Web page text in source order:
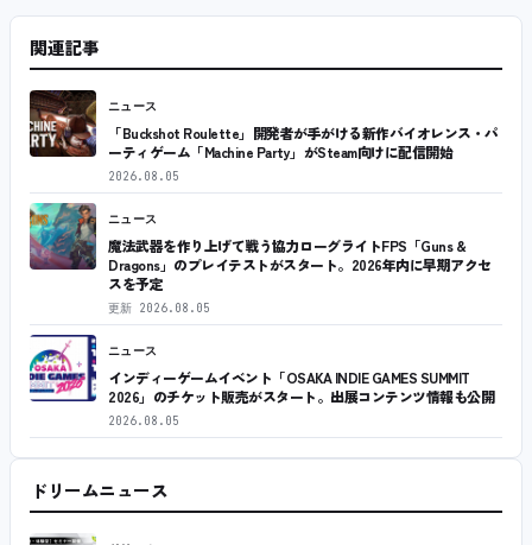
関連記事
ニュース
「Buckshot Roulette」開発者が手がける新作バイオレンス・パ
ーティゲーム「Machine Party」がSteam向けに配信開始
2026.08.05
ニュース
魔法武器を作り上げて戦う協力ローグライトFPS「Guns &
Dragons」のプレイテストがスタート。2026年内に早期アクセ
スを予定
更新 2026.08.05
ニュース
インディーゲームイベント「OSAKA INDIE GAMES SUMMIT
2026」のチケット販売がスタート。出展コンテンツ情報も公開
2026.08.05
ドリームニュース